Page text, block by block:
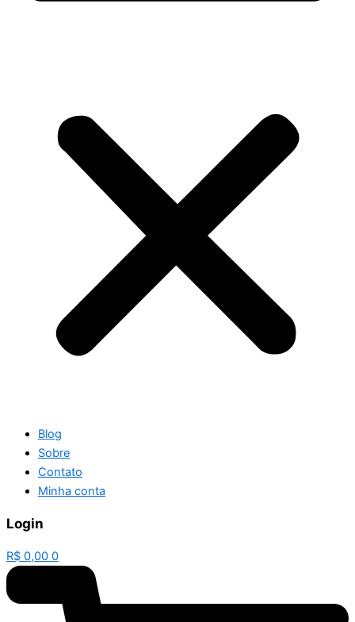
Blog
Sobre
Contato
Minha conta
Login
R$ 0,00 0